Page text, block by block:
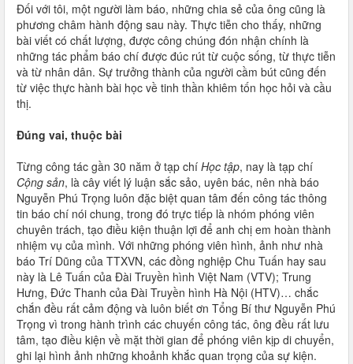
Đối với tôi, một người làm báo, những chia sẻ của ông cũng là
phương châm hành động sau này. Thực tiễn cho thấy, những
bài viết có chất lượng, được công chúng đón nhận chính là
những tác phẩm báo chí được đúc rút từ cuộc sống, từ thực tiễn
và từ nhân dân. Sự trưởng thành của người cầm bút cũng đến
từ việc thực hành bài học về tinh thần khiêm tốn học hỏi và cầu
thị.
Đúng vai, thuộc bài
Từng công tác gần 30 năm ở tạp chí Học tập, nay là tạp chí
Cộng sản, là cây viết lý luận sắc sảo, uyên bác, nên nhà báo
Nguyễn Phú Trọng luôn đặc biệt quan tâm đến công tác thông
tin báo chí nói chung, trong đó trực tiếp là nhóm phóng viên
chuyên trách, tạo điều kiện thuận lợi để anh chị em hoàn thành
nhiệm vụ của mình. Với những phóng viên hình, ảnh như nhà
báo Trí Dũng của TTXVN, các đồng nghiệp Chu Tuấn hay sau
này là Lê Tuấn của Đài Truyền hình Việt Nam (VTV); Trung
Hưng, Đức Thanh của Đài Truyền hình Hà Nội (HTV)… chắc
chắn đều rất cảm động và luôn biết ơn Tổng Bí thư Nguyễn Phú
Trọng vì trong hành trình các chuyến công tác, ông đều rất lưu
tâm, tạo điều kiện về mặt thời gian để phóng viên kịp di chuyển,
ghi lại hình ảnh những khoảnh khắc quan trọng của sự kiện.